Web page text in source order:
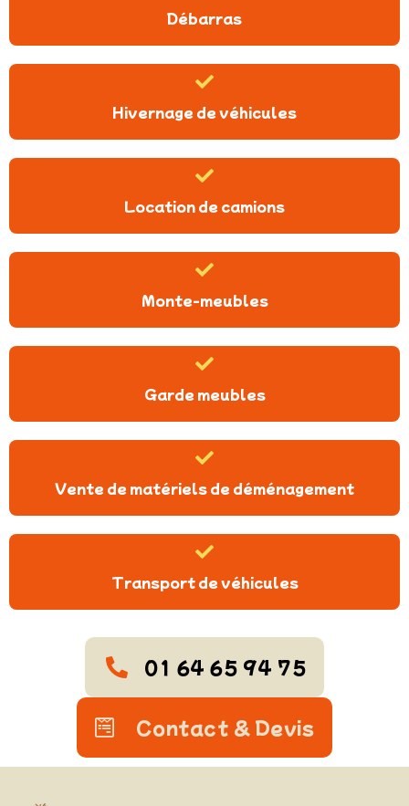
Débarras
Hivernage de véhicules
Location de camions
Monte-meubles
Garde meubles
Vente de matériels de déménagement
Transport de véhicules
01 64 65 94 75
Contact & Devis